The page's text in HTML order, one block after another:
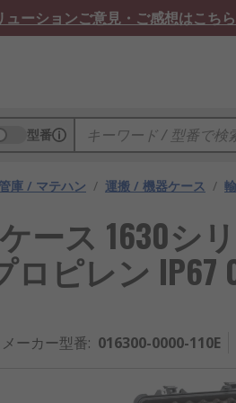
ューションご意見・ご感想はこちら
型番
庫 / マテハン / 運搬 / 機器ケース /
ース 1630シ
ロピレン IP67
メーカー型番: 016300-0000-110E